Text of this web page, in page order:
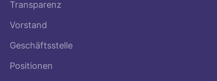
Transparenz
Vorstand
Geschäftsstelle
Positionen